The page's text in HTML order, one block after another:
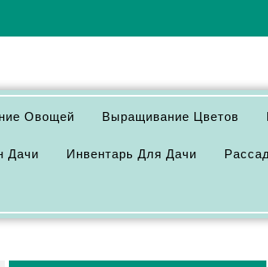
Овощей Выращивание Цветов
Дачи Инвентарь Для Дачи